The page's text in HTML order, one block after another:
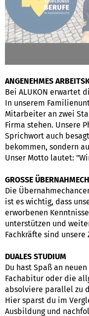
ANGENEHMES
Bei ALUKON erwartet
In unserem
Mitarbeiter an zwei
Firma stehen. Unsere
Sprichwort auch
bekommen, sondern
Unser Motto lautet:
GROSSE
Die
ist es wichtig, dass
erworbenen
unterstützen und
Fachkräfte sind
DUALES STUDIUM
Du hast Spaß an
Fachabitur oder die
absolviere parallel zu
Hier sparst du im
Ausbildung und